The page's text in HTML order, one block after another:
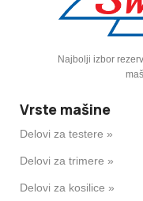
Najbolji izbor
Vrste mašine
Delovi za testere »
Delovi za trimere »
Delovi za kosilice »